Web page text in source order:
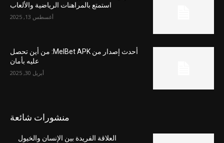
استمتع بالمراهنات الرياضية والألعاب
أغسطس 13, 2025
أحدث إصدار من MelBet APK: من أين تحصل
عليه بأمان
أبريل 30, 2025
منشورات شائعة
العلاقة الفريدة بين الإنسان والخيول